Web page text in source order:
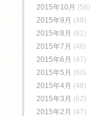
2015年10月 (56)
2015年9月 (48)
2015年8月 (61)
2015年7月 (48)
2015年6月 (47)
2015年5月 (60)
2015年4月 (48)
2015年3月 (62)
2015年2月 (47)